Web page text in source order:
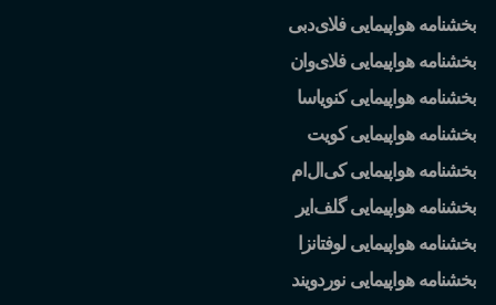
بخشنامه هواپیمایی فلایدبی
بخشنامه هواپیمایی فلایوان
بخشنامه هواپیمایی کنویاسا
بخشنامه هواپیمایی کویت
بخشنامه هواپیمایی کی ال ام
بخشنامه هواپیمایی گلف ایر
بخشنامه هواپیمایی لوفتانزا
بخشنامه هواپیمایی نوردویند